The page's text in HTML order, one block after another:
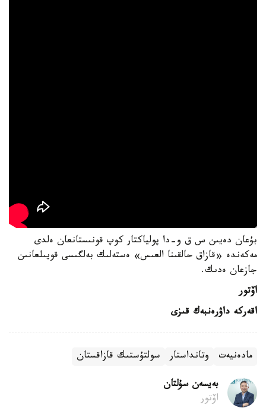
بۇعان دەيىن س ق و-دا پولياكتار كوپ قونىستانعان ەلدى
مەكەندە «قازاق حالقىنا العىس» ەستەلىك بەلگىسى قويىلعانىن
جازعان ەدىك.
اۆتور
اقەركە داۋرەنبەك قىزى
مادەنيەت وتانداستار سولتۇستىك قازاقستان
بەيسەن سۇلتان
اۆتور